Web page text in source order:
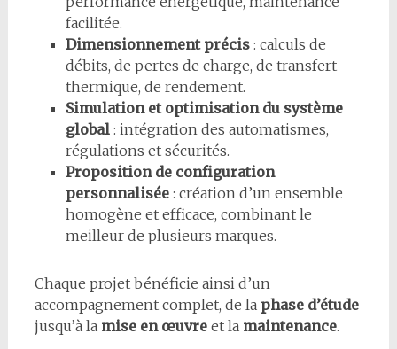
facilitée.
Dimensionnement précis: calculs de
débits, de pertes de charge, de transfert
thermique, de rendement.
Simulation et optimisation du système
global: intégration des automatismes,
régulations et sécurités.
Proposition de configuration
personnalisée: création d’un ensemble
homogène et efficace, combinant le
meilleur de plusieurs marques.
Chaque projet bénéficie ainsi d’un
accompagnement complet, de la phase d’étude
jusqu’à la mise en œuvreet la maintenance.